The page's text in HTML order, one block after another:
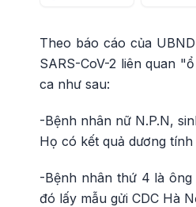
Theo báo cáo của
SARS-CoV-2 liên quan
ca như sau:
-Bệnh nhân nữ N.P.N,
Họ có kết quả dương tính
-Bệnh nhân thứ 4 là ông
đó lấy mẫu gửi CDC Hà